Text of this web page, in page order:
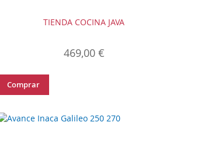
TIENDA COCINA JAVA
469,00 €
Comprar